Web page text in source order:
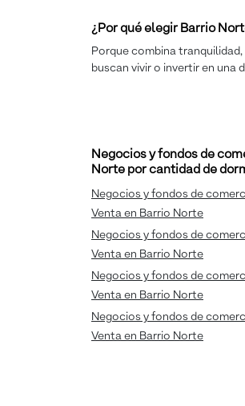
¿Por qué elegir Barrio
Porque combina
buscan vivir o invertir en una
Negocios y fondos de
Norte por cantidad de
Negocios y fondos de
Venta en Barrio Norte
Negocios y fondos de
Venta en Barrio Norte
Negocios y fondos de
Venta en Barrio Norte
Negocios y fondos de
Venta en Barrio Norte